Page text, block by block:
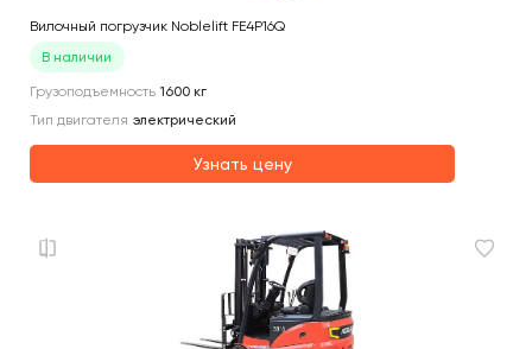
Вилочный погрузчик Noblelift FE4P16Q
В наличии
Грузоподъемность 1600 кг
Тип двигателя электрический
Узнать цену